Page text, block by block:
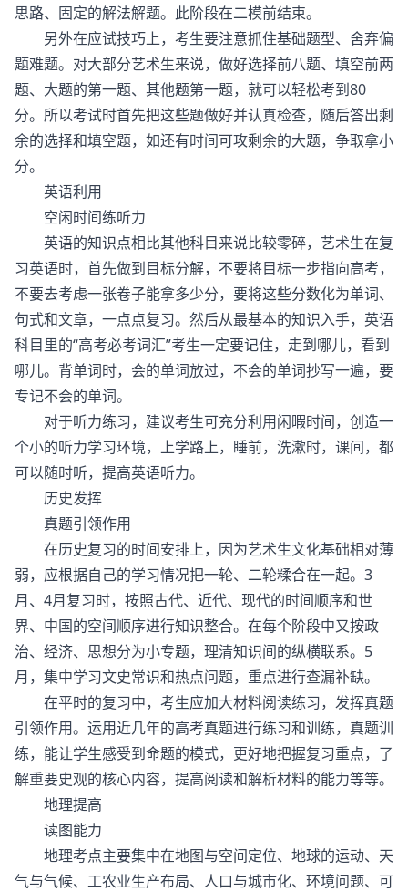
思路、固定的解法解题。此阶段在二模前结束。
另外在应试技巧上，考生要注意抓住基础题型、舍弃偏
题难题。对大部分艺术生来说，做好选择前八题、填空前两
题、大题的第一题、其他题第一题，就可以轻松考到80
分。所以考试时首先把这些题做好并认真检查，随后答出剩
余的选择和填空题，如还有时间可攻剩余的大题，争取拿小
分。
英语利用
空闲时间练听力
英语的知识点相比其他科目来说比较零碎，艺术生在复
习英语时，首先做到目标分解，不要将目标一步指向高考，
不要去考虑一张卷子能拿多少分，要将这些分数化为单词、
句式和文章，一点点复习。然后从最基本的知识入手，英语
科目里的“高考必考词汇”考生一定要记住，走到哪儿，看到
哪儿。背单词时，会的单词放过，不会的单词抄写一遍，要
专记不会的单词。
对于听力练习，建议考生可充分利用闲暇时间，创造一
个小的听力学习环境，上学路上，睡前，洗漱时，课间，都
可以随时听，提高英语听力。
历史发挥
真题引领作用
在历史复习的时间安排上，因为艺术生文化基础相对薄
弱，应根据自己的学习情况把一轮、二轮糅合在一起。3
月、4月复习时，按照古代、近代、现代的时间顺序和世
界、中国的空间顺序进行知识整合。在每个阶段中又按政
治、经济、思想分为小专题，理清知识间的纵横联系。5
月，集中学习文史常识和热点问题，重点进行查漏补缺。
在平时的复习中，考生应加大材料阅读练习，发挥真题
引领作用。运用近几年的高考真题进行练习和训练，真题训
练，能让学生感受到命题的模式，更好地把握复习重点，了
解重要史观的核心内容，提高阅读和解析材料的能力等等。
地理提高
读图能力
地理考点主要集中在地图与空间定位、地球的运动、天
气与气候、工农业生产布局、人口与城市化、环境问题、可